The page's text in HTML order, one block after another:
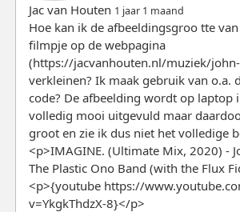
Jac van Houten 1 jaar 1 maand
Hoe kan ik de afbeeldingsgroo tte
filmpje op de webpagina
(https://jacvanhouten.nl/muziek/
verkleinen? Ik maak gebruik van o.a.
code? De afbeelding wordt op laptop
volledig mooi uitgevuld maar
groot en zie ik dus niet het volledige
<p>IMAGINE. (Ultimate Mix, 2020) -
The Plastic Ono Band (with the Flux
<p>{youtube https://
v=YkgkThdzX-8}</p>